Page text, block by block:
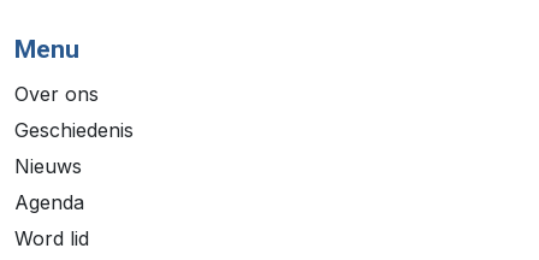
Menu
Over ons
Geschiedenis
Nieuws
Agenda
Word lid